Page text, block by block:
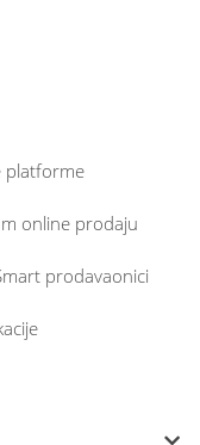
platforme
online prodaju
prodavaonici